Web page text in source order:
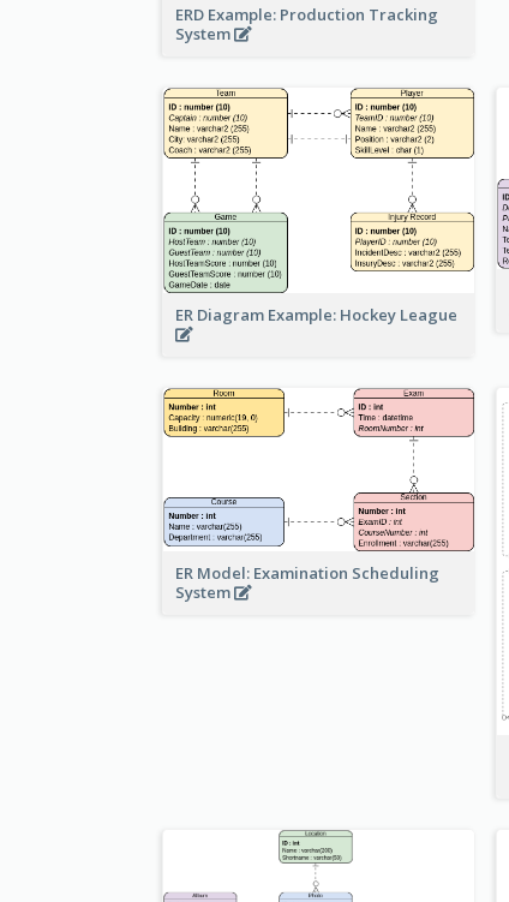
ERD Example: Production Tracking
System
ER Diagram Example: Hockey League
ER Model: Examination Scheduling
System